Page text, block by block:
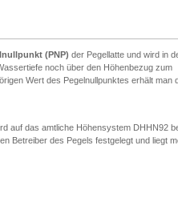
(PNP) der Pegellatte und wird in
noch über den Höhenbezug zum
Wert des Pegelnullpunktes erhält man
auf das amtliche Höhensystem DHHN92
Betreiber des Pegels festgelegt und liegt